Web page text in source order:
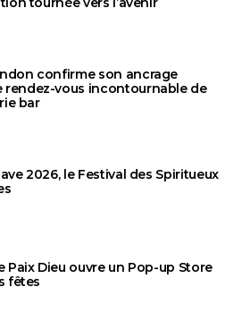
confirme son ancrage
rendez-vous incontournable de
bar
2026, le Festival des Spiritueux
Paix Dieu ouvre un Pop-up Store
fêtes